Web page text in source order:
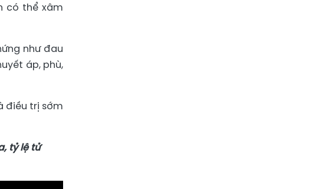
có thể xâm
như đau
áp, phù,
điều trị sớm
tỷ lệ tử